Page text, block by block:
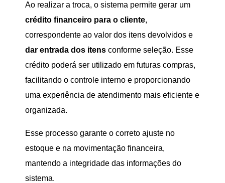
Ao realizar a troca, o sistema permite gerar um
crédito financeiro para o cliente,
correspondente ao valor dos itens devolvidos e
dar entrada dos itens conforme seleção. Esse
crédito poderá ser utilizado em futuras compras,
facilitando o controle interno e proporcionando
uma experiência de atendimento mais eficiente e
organizada.
Esse processo garante o correto ajuste no
estoque e na movimentação financeira,
mantendo a integridade das informações do
sistema.